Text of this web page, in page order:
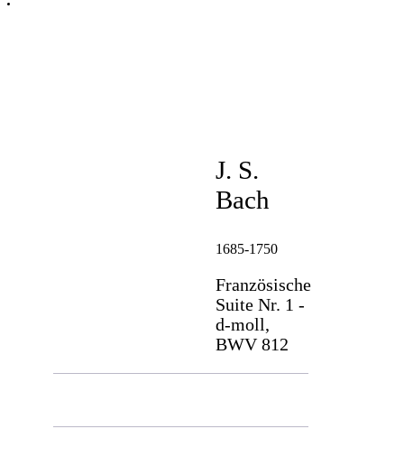
J. S.
Bach
1685-1750
Französische
Suite Nr. 1 -
d-moll,
BWV 812